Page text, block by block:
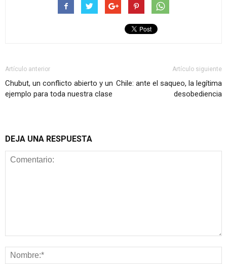
Artículo anterior
Chubut, un conflicto abierto y un
ejemplo para toda nuestra clase
Artículo siguiente
Chile: ante el saqueo, la legítima
desobediencia
DEJA UNA RESPUESTA